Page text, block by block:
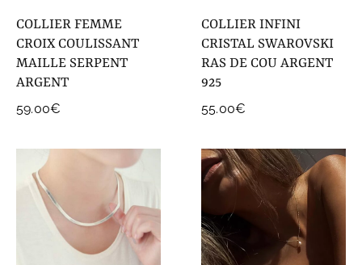
COLLIER FEMME
CROIX COULISSANT
MAILLE SERPENT
ARGENT
59.00€
COLLIER INFINI
CRISTAL SWAROVSKI
RAS DE COU ARGENT
925
55.00€